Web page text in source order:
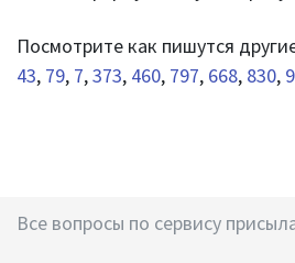
Посмотрите как пишутся
43, 79, 7,373, 460, 797, 668, 830,
Все вопросы по сервису